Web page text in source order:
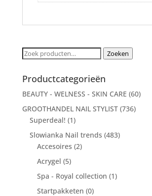
Zoeken
Zoeken
Productcategorieën
BEAUTY - WELNESS - SKIN CARE (60)
GROOTHANDEL NAIL STYLIST (736)
Superdeal! (1)
Slowianka Nail trends (483)
Accesoires (2)
Acrygel (5)
Spa - Royal collection (1)
Startpakketen (0)